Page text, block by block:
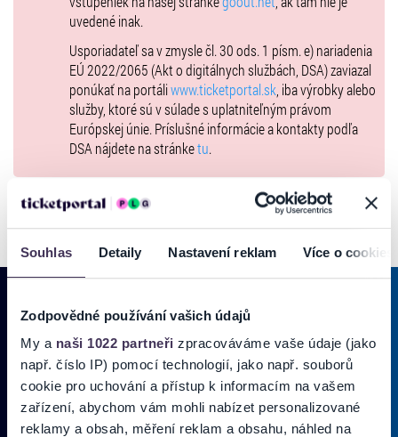
Souhlas Detaily Nastavení reklam Více o cookies
Zodpovědné používání vašich údajů
My a naši 1022 partneři zpracováváme vaše údaje (jako
např. číslo IP) pomocí technologií, jako např. souborů
cookie pro uchování a přístup k informacím na vašem
zařízení, abychom vám mohli nabízet personalizované
reklamy a obsah, měření reklam a obsahu, náhled na
uvedené inak.
Usporiadateľ sa v zmysle čl. 30 ods. 1 písm. e) nariadenia
EÚ 2022/2065 (Akt o digitálnych službách, DSA) zaviazal
ponúkať na portáliwww.ticketportal.sk , iba výrobky alebo
služby, ktoré sú v súlade s uplatniteľným právom
Európskej únie. Príslušné informácie a kontakty podľa
DSA nájdete na stránketu.
PRIHLÁSIŤ SA KODBERU NOVINIEK
Pridajte sa do zoznamu odberateľov a doručte si najnovšie špeciálne
ponuky priamo do doručenej pošty.